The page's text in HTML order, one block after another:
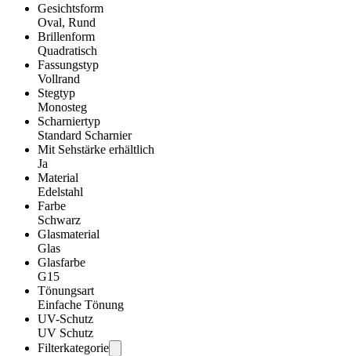
Gesichtsform
Oval, Rund
Brillenform
Quadratisch
Fassungstyp
Vollrand
Stegtyp
Monosteg
Scharniertyp
Standard Scharnier
Mit Sehstärke erhältlich
Ja
Material
Edelstahl
Farbe
Schwarz
Glasmaterial
Glas
Glasfarbe
G15
Tönungsart
Einfache Tönung
UV-Schutz
UV Schutz
Filterkategorie